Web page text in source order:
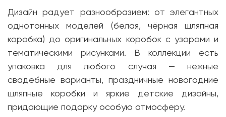
Дизайн радует разнообразием: от элегантных
однотонных моделей (белая, чёрная шляпная
коробка) до оригинальных коробок с узорами и
тематическими рисунками. В коллекции есть
упаковка для любого случая — нежные
свадебные варианты, праздничные новогодние
шляпные коробки и яркие детские дизайны,
придающие подарку особую атмосферу.